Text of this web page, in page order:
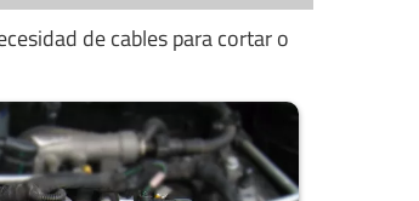
de cables para cortar o